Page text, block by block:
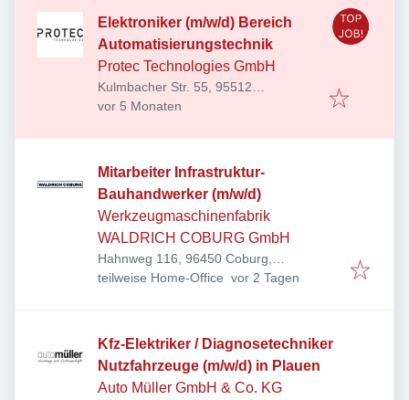
Elektroniker (m/w/d) Bereich
Automatisierungstechnik
Protec Technologies GmbH
Kulmbacher Str. 55, 95512
Neudrossenfeld, Deutschland
Veröffentlicht:
vor 5 Monaten
Mitarbeiter Infrastruktur-
Bauhandwerker (m/w/d)
Werkzeugmaschinenfabrik
WALDRICH COBURG GmbH
Hahnweg 116, 96450 Coburg,
Deutschland
teilweise Home-Office Veröffentlicht
vor 2 Tagen
Kfz-Elektriker / Diagnosetechniker
Nutzfahrzeuge (m/w/d) in Plauen
Auto Müller GmbH & Co. KG